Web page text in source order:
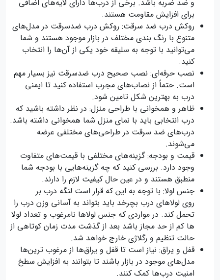
و ضد ضربه باشد. برخی از درب‌ها دارای لایه‌های اضافی
برای افزایش مقاومت هستند.
روکش درب ضد سرقت: روکش درب ضدسرقت در مدل‌های
متنوع با رنگ بندی مختلف در بازار موجود هستند و شما
می‌توانید با توجه به سلیقه خود یکی از آن‌ها را انتخاب
کنید.
نصب حرفه‌ای: نصب صحیح درب ضدسرقت نیز بسیار مهم
است. حتماً از نصاب‌های مجرب استفاده کنید تا ایمنی
درب به بهترین شکل تامین شود.
ظاهر و همخوانی با طراحی منزل: در نظر داشته باشید که
درب انتخابی باید با نمای منزل شما همخوانی داشته باشد.
درب‌های ضد سرقت در طراحی‌های مختلفی عرضه
می‌شوند.
قیمت و بودجه: گزینه‌های مختلفی با قیمت‌های متفاوت
وجود دارد. بررسی کنید که چه گزینه‌هایی با بودجه شما
منطبق هستند و در عین حال کیفیت لازم را دارند.
جنس لولا: با توجه به این که قرار است لنگه درب بر
روی لولاهای درب بچرخد باید بتواند به آسانی وزن درب را
تحمل کند. در مواردی که جنس لولاها نامرغوب و تعداد لولا
ها کم از حد مجاز باشد بعد از گذشت مدت زمان کوتاهی از
حالت تنظیم و رگلاژی خارج خواهد شد.
قفل و یراق: نیاز است تا قفل و یراق‌ها از مرغوب ترین‌ها
مدل‌های موجود در بازار باشند تا بتوانند به افزایش سطخ
امنیت درب‌ها کمک کنند.